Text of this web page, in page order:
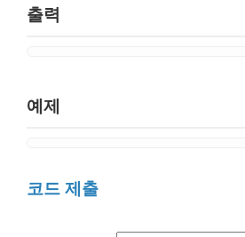
출력
예제
코드 제출